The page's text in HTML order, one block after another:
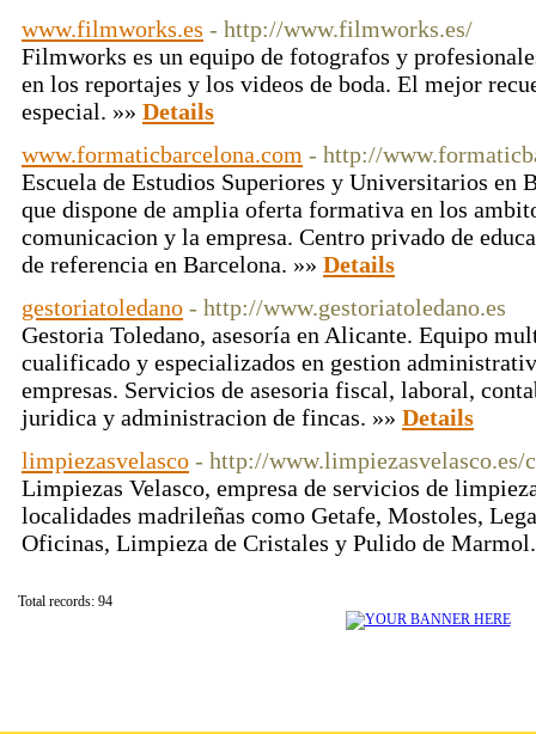
www.filmworks.es - http://www.filmworks.es/
Filmworks es un equipo de fotografos y
en los reportajes y los videos de boda. El mejor
especial. »» Details
www.formaticbarcelona.com - http://
Escuela de Estudios Superiores y Universitarios en
que dispone de amplia oferta formativa en los
comunicacion y la empresa. Centro privado de
de referencia en Barcelona. »» Details
gestoriatoledano - http://www.gestoriatoledano.es
Gestoria Toledano, asesoría en Alicante. Equipo
cualificado y especializados en gestion
empresas. Servicios de asesoria fiscal, laboral,
juridica y administracion de fincas. »» Details
limpiezasvelasco - http://
Limpiezas Velasco, empresa de servicios de
localidades madrileñas como Getafe, Mostoles,
Oficinas, Limpieza de Cristales y Pulido de
Total records: 94